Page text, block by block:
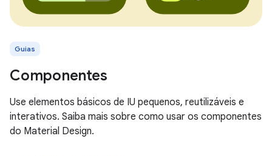
Guias
Componentes
Use elementos básicos de IU pequenos, reutilizáveis e
interativos. Saiba mais sobre como usar os componentes
do Material Design.